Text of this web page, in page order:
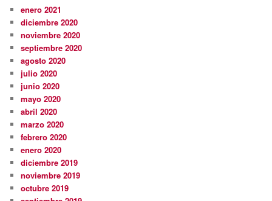
enero 2021
diciembre 2020
noviembre 2020
septiembre 2020
agosto 2020
julio 2020
junio 2020
mayo 2020
abril 2020
marzo 2020
febrero 2020
enero 2020
diciembre 2019
noviembre 2019
octubre 2019